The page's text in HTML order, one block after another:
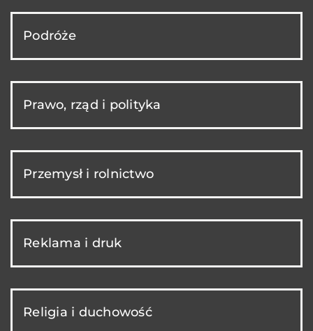
Podróże
Prawo, rząd i polityka
Przemysł i rolnictwo
Reklama i druk
Religia i duchowość